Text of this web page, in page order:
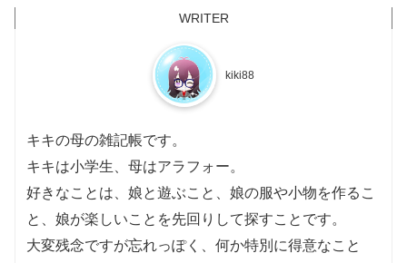
kiki88
キキの母の雑記帳です。
キキは小学生、母はアラフォー。
好きなことは、娘と遊ぶこと、娘の服や小物を作るこ
と、娘が楽しいことを先回りして探すことです。
大変残念ですが忘れっぽく、何か特別に得意なこと